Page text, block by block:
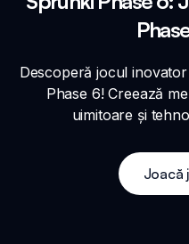
Descoperă jocul
Phase 6! Creează
uimitoare și
Joacă